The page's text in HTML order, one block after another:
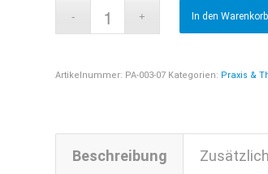
In den Warenkorb
Artikelnummer: PA-003-07 Kategorien: Praxis &
Beschreibung